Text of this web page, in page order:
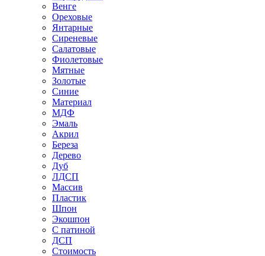
Венге
Ореховые
Янтарные
Сиреневые
Салатовые
Фиолетовые
Мятные
Золотые
Синие
Материал
МДФ
Эмаль
Акрил
Береза
Дерево
Дуб
ЛДСП
Массив
Пластик
Шпон
Экошпон
С патиной
ДСП
Стоимость